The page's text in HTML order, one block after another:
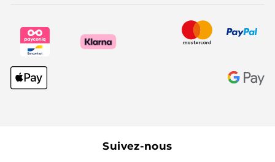
Suivez-nous